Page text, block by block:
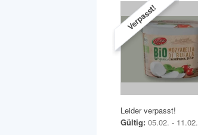
Verpasst!
Leider verpasst!
Gültig: 05.02. - 11.02.